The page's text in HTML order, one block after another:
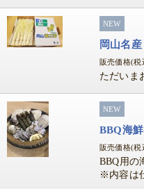
NEW
岡山名
販売価格(税
ただいま
NEW
BBQ海
販売価格(税
BBQ用の
※内容は